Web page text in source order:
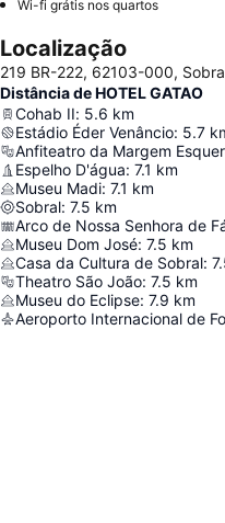
Wi-fi grátis nos quartos
Localização
219 BR-222, 62103-000,
Distância de HOTEL GATAO
Cohab II: 5.6 km
Estádio Éder Venâncio: 5.7
Anfiteatro da Margem
Espelho D'água: 7.1 km
Museu Madi: 7.1 km
Sobral: 7.5 km
Arco de Nossa Senhora de
Museu Dom José: 7.5 km
Casa da Cultura de Sobral:
Theatro São João: 7.5 km
Museu do Eclipse: 7.9 km
Aeroporto Internacional de